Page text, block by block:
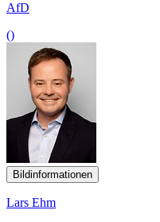
AfD
()
Bildinformationen
Lars Ehm